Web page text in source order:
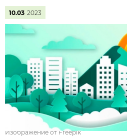
10.03 2023
Изображение от Freepik